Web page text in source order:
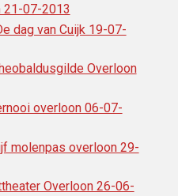
21-07-2013
dag van Cuijk 19-07-
Overloon
overloon 06-07-
molenpas overloon 29-
Overloon 26-06-